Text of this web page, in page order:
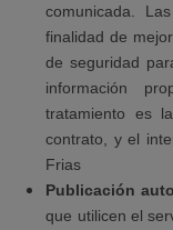
comunicada.
finalidad de
de seguridad
información
tratamiento es
contrato, y el
Frias
Publicación
que utilicen el